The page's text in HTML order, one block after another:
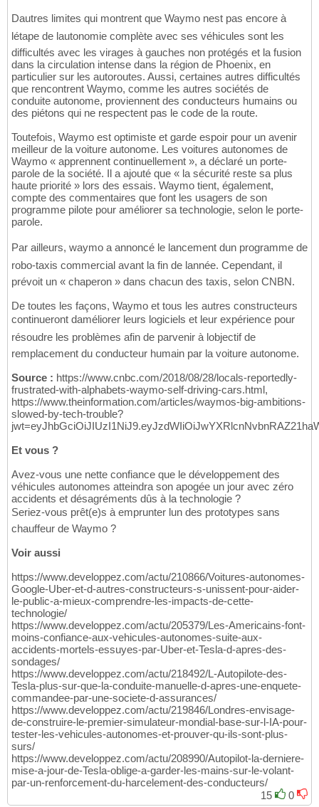
Dautres limites qui montrent que Waymo nest pas encore à
létape de lautonomie complète avec ses véhicules sont les
difficultés avec les virages à gauches non protégés et la fusion
dans la circulation intense dans la région de Phoenix, en
particulier sur les autoroutes. Aussi, certaines autres difficultés
que rencontrent Waymo, comme les autres sociétés de
conduite autonome, proviennent des conducteurs humains ou
des piétons qui ne respectent pas le code de la route.
Toutefois, Waymo est optimiste et garde espoir pour un avenir
meilleur de la voiture autonome. Les voitures autonomes de
Waymo « apprennent continuellement », a déclaré un porte-
parole de la société. Il a ajouté que « la sécurité reste sa plus
haute priorité » lors des essais. Waymo tient, également,
compte des commentaires que font les usagers de son
programme pilote pour améliorer sa technologie, selon le porte-
parole.
Par ailleurs, waymo a annoncé le lancement dun programme de
robo-taxis commercial avant la fin de lannée. Cependant, il
prévoit un « chaperon » dans chacun des taxis, selon CNBN.
De toutes les façons, Waymo et tous les autres constructeurs
continueront daméliorer leurs logiciels et leur expérience pour
résoudre les problèmes afin de parvenir à lobjectif de
remplacement du conducteur humain par la voiture autonome.
Source : https://www.cnbc.com/2018/08/28/locals-reportedly-
frustrated-with-alphabets-waymo-self-driving-cars.html,
https://www.theinformation.com/articles/waymos-big-ambitions-
slowed-by-tech-trouble?
Et vous ?
Avez-vous une nette confiance que le développement des
véhicules autonomes atteindra son apogée un jour avec zéro
accidents et désagréments dûs à la technologie ?
Seriez-vous prêt(e)s à emprunter lun des prototypes sans
chauffeur de Waymo ?
Voir aussi
https://www.developpez.com/actu/210866/Voitures-autonomes-
Google-Uber-et-d-autres-constructeurs-s-unissent-pour-aider-
le-public-a-mieux-comprendre-les-impacts-de-cette-
technologie/
https://www.developpez.com/actu/205379/Les-Americains-font-
moins-confiance-aux-vehicules-autonomes-suite-aux-
accidents-mortels-essuyes-par-Uber-et-Tesla-d-apres-des-
sondages/
https://www.developpez.com/actu/218492/L-Autopilote-des-
Tesla-plus-sur-que-la-conduite-manuelle-d-apres-une-enquete-
commandee-par-une-societe-d-assurances/
https://www.developpez.com/actu/219846/Londres-envisage-
de-construire-le-premier-simulateur-mondial-base-sur-l-IA-pour-
tester-les-vehicules-autonomes-et-prouver-qu-ils-sont-plus-
surs/
https://www.developpez.com/actu/208990/Autopilot-la-derniere-
mise-a-jour-de-Tesla-oblige-a-garder-les-mains-sur-le-volant-
par-un-renforcement-du-harcelement-des-conducteurs/
15
0